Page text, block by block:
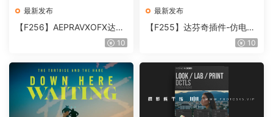
最新发布
【F256】AEPRAVXOFX达芬
奇视频人像磨皮润肤美颜插件
10
最新发布
【F255】达芬奇插件-仿电影
胶片视频调色插件 ARRI Film
10